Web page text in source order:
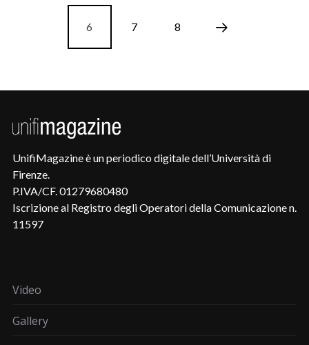
6 7 8
UnifiMagazine è un periodico digitale dell’Università di
Firenze.
P.IVA/CF. 01279680480
Iscrizione al Registro degli Operatori della Comunicazione n.
11597
Video
Gallery